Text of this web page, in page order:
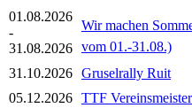
01.08.2026
-
31.08.2026
Wir machen
vom 01.-31.08.)
31.10.2026 Gruselrally Ruit
05.12.2026 TTF